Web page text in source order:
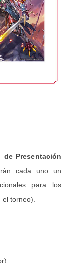
de Presentación
cada uno un
para los
el torneo).